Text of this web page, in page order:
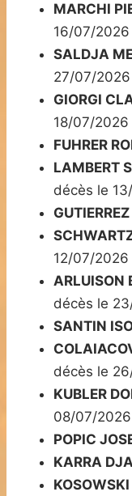
MARCHI
16/07/2026
SALDJA
27/07/2026
GIORGI
18/07/2026
FUHRER
LAMBERT
décès le
12/07/2026
ARLUISON
décès le
SANTIN
décès le
KUBLER
08/07/2026
POPIC
KARRA